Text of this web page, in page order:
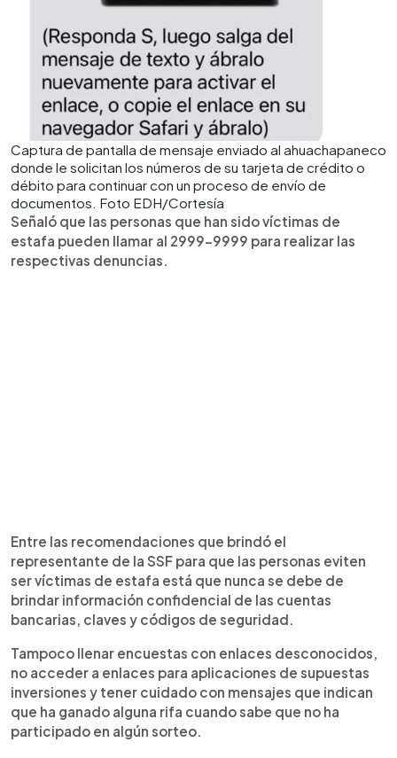
Captura de pantalla de mensaje enviado al ahuachapaneco
donde le solicitan los números de su tarjeta de crédito o
débito para continuar con un proceso de envío de
documentos. Foto EDH/Cortesía
Señaló que las personas que han sido víctimas de
estafa pueden llamar al 2999-9999 para realizar las
respectivas denuncias.
Entre las recomendaciones que brindó el
representante de la SSF para que las personas eviten
ser víctimas de estafa está que nunca se debe de
brindar información confidencial de las cuentas
bancarias, claves y códigos de seguridad.
Tampoco llenar encuestas con enlaces desconocidos,
no acceder a enlaces para aplicaciones de supuestas
inversiones y tener cuidado con mensajes que indican
que ha ganado alguna rifa cuando sabe que no ha
participado en algún sorteo.